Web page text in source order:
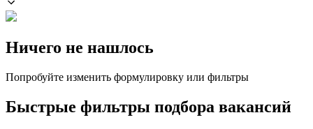
Ничего не нашлось
Попробуйте изменить формулировку или фильтры
Быстрые фильтры подбора вакансий